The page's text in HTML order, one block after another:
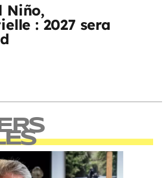
Niño,
: 2027 sera